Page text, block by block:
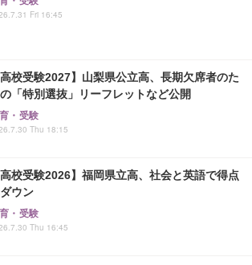
Fri 16:45
高校受験2027】山梨県公立高、長期欠席者のた
「特別選抜」リーフレットなど公開
・受験
Thu 18:15
高校受験2026】福岡県立高、社会と英語で得点
ウン
・受験
Thu 16:45